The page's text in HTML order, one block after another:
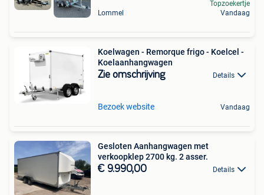
Lommel
Topzoekertje
Vandaag
Koelwagen - Remorque frigo - Koelcel -
Koelaanhangwagen
Zie omschrijving Details
Bezoek website Vandaag
Gesloten Aanhangwagen met
verkoopklep 2700 kg. 2 asser.
€ 9.990,00 Details